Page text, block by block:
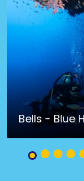
Bells - Blue